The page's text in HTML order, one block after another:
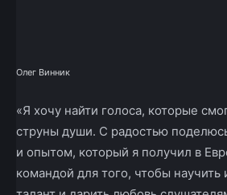
Олег Винник
«Я хочу найти голоса, которые
струны души. С радостью
и опытом, который я получил в
командой для того, чтобы научить